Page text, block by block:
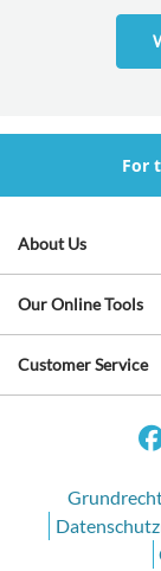
For
About Us
Our Online Tools
Customer Service